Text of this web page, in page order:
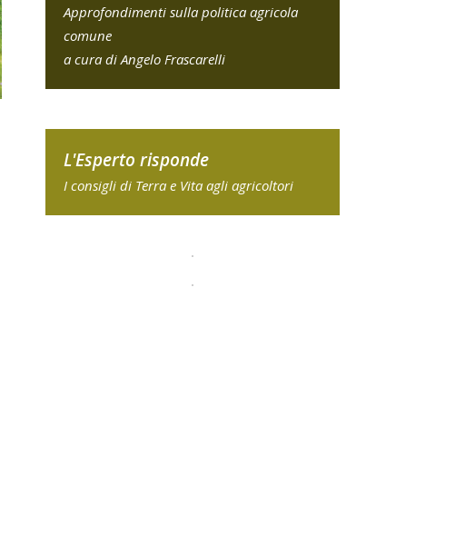
Approfondimenti sulla politica agricola
comune
a cura di Angelo Frascarelli
L'Esperto risponde
I consigli di Terra e Vita agli agricoltori